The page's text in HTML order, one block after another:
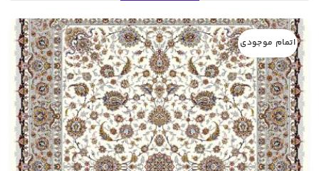
اتمام موجودی